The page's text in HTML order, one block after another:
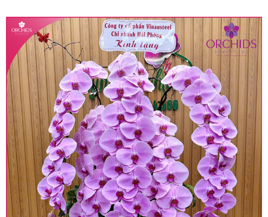
• Giá trên được miễn ship giao trong nội thành,
miễn phí in thiệp - banner theo yêu cầu khách
hàng.
• Beautiful Orchids liên kết với các cửa hàng
trên toàn quốc để phục vụ giao hoa tận nơi, mỗi
khu vực sẽ có mức giá khác nhau (tùy vào chi
phí mặt bằng, nguyên vật liệu,..) nên giá có thể sẽ
thay đổi so với giá niêm yết trên website. Khách
hàng ở Tỉnh thành khác vui lòng chủ động hỏi lại
giá trước khi đặt hàng, shop sẽ chủ động báo giá
chính xác khi có địa chỉ giao hàng cụ thể.